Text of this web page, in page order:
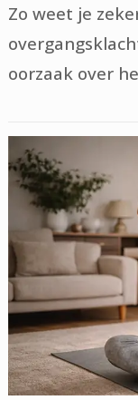
Zo weet je
oorzaak over